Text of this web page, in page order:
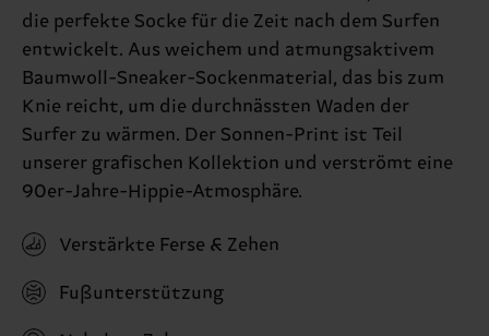
die perfekte Socke für die Zeit nach dem Surfen
entwickelt. Aus weichem und atmungsaktivem
Baumwoll-Sneaker-Sockenmaterial, das bis zum
Knie reicht, um die durchnässten Waden der
Surfer zu wärmen. Der Sonnen-Print ist Teil
unserer grafischen Kollektion und verströmt eine
90er-Jahre-Hippie-Atmosphäre.
Verstärkte Ferse & Zehen
Fußunterstützung